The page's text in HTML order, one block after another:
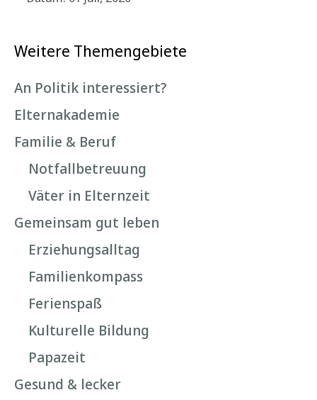
Weitere Themengebiete
An Politik interessiert?
Elternakademie
Familie & Beruf
Notfallbetreuung
Väter in Elternzeit
Gemeinsam gut leben
Erziehungsalltag
Familienkompass
Ferienspaß
Kulturelle Bildung
Papazeit
Gesund & lecker